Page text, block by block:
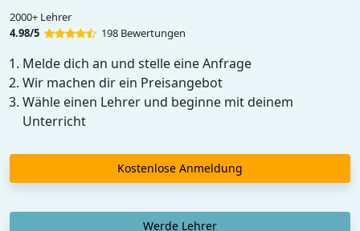
2000+ Lehrer
4.98/5
198 Bewertungen
Melde dich an und stelle eine Anfrage
Wir machen dir ein Preisangebot
Wähle einen Lehrer und beginne mit deinem
Unterricht
Kostenlose Anmeldung
Werde Lehrer